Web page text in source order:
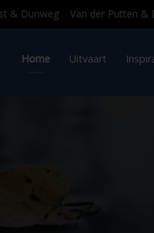
Home Uitvaart